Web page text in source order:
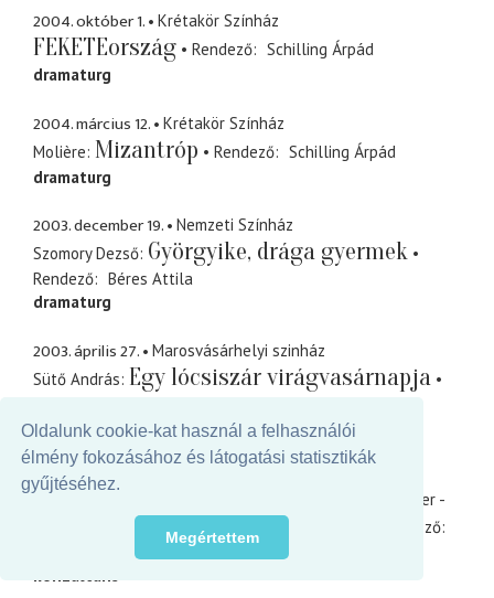
Oldalunk cookie-kat használ a felhasználói
élmény fokozásához és látogatási statisztikák
gyűjtéséhez.
Megértettem
2004. október 1. Krétakör Színház
FEKETEország Rendező
Schilling Árpád
dramaturg
2004. március 12.
Krétakör Színház
Molière Mizantróp Rendező
Schilling Árpád
dramaturg
2003. december 19.
Nemzeti Színház
Szomory Dezső Györgyike, drága gyermek
Rendező
Béres Attila
dramaturg
2003. április 27.
Marosvásárhelyi szinház
Sütő András Egy lócsiszár virágvasárnapja
dramaturg
2002. október 4.
Böhm György - Nemes István - Dés László - Horváth Péter -
Korcsmáros György Valahol Európában
Rendező
konzultáns